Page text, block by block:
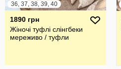
36, 37, 38, 39, 40
1890 грн
Жіночі туфлі слінгбеки
мереживо / туфли